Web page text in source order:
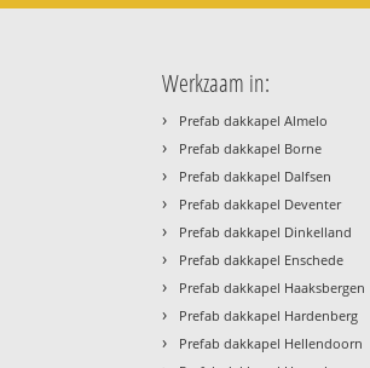
Werkzaam in:
› Prefab dakkapel Almelo
› Prefab dakkapel Borne
› Prefab dakkapel Dalfsen
› Prefab dakkapel Deventer
› Prefab dakkapel Dinkelland
› Prefab dakkapel Enschede
› Prefab dakkapel Haaksbergen
› Prefab dakkapel Hardenberg
› Prefab dakkapel Hellendoorn